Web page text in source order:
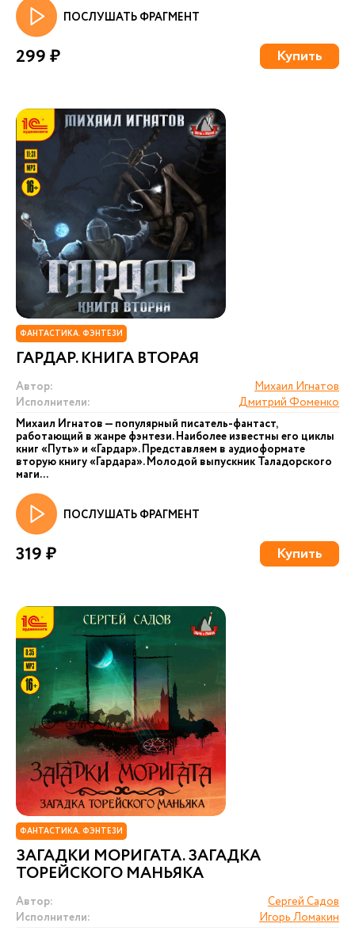
ПОСЛУШАТЬ ФРАГМЕНТ
299 ₽ Купить
ФАНТАСТИКА. ФЭНТЕЗИ
ГАРДАР. КНИГА ВТОРАЯ
Автор:
Михаил Игнатов
Исполнители:
Дмитрий Фоменко
Михаил Игнатов — популярный писатель-фантаст,
работающий в жанре фэнтези. Наиболее известны его циклы
книг «Путь» и «Гардар». Представляем в аудиоформате
вторую книгу «Гардара». Молодой выпускник Таладорского
маги...
ПОСЛУШАТЬ ФРАГМЕНТ
319 ₽ Купить
ФАНТАСТИКА. ФЭНТЕЗИ
ЗАГАДКИ МОРИГАТА. ЗАГАДКА
ТОРЕЙСКОГО МАНЬЯКА
Автор:
Сергей Садов
Исполнители:
Игорь Ломакин